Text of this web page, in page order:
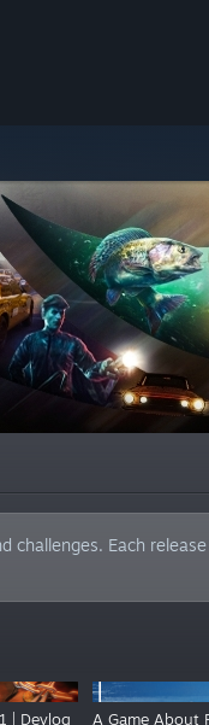
challenges. Each
| Devlog
A Game About